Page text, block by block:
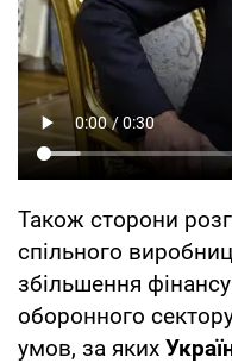
Також сторони
спільного
збільшення
оборонного
умов, за яких